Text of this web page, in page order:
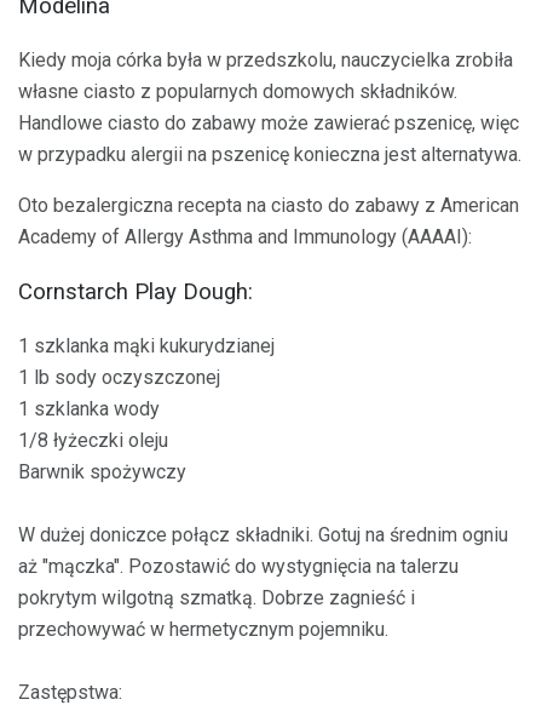
Modelina
Kiedy moja córka była w przedszkolu, nauczycielka zrobiła
własne ciasto z popularnych domowych składników.
Handlowe ciasto do zabawy może zawierać pszenicę, więc
w przypadku alergii na pszenicę konieczna jest alternatywa.
Oto bezalergiczna recepta na ciasto do zabawy z American
Academy of Allergy Asthma and Immunology (AAAAI):
Cornstarch Play Dough:
1 szklanka mąki kukurydzianej
1 lb sody oczyszczonej
1 szklanka wody
1/8 łyżeczki oleju
Barwnik spożywczy
W dużej doniczce połącz składniki. Gotuj na średnim ogniu
aż "mączka". Pozostawić do wystygnięcia na talerzu
pokrytym wilgotną szmatką. Dobrze zagnieść i
przechowywać w hermetycznym pojemniku.
Zastępstwa: